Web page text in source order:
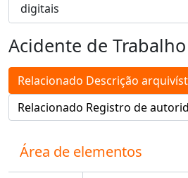
digitais
, 1 resultados
Acidente de Trabalho
Relacionado Descrição
Relacionado Registro de
Área de elementos